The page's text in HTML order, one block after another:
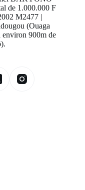
de 1.000.000 F
M2477 |
(Ouaga
900m de